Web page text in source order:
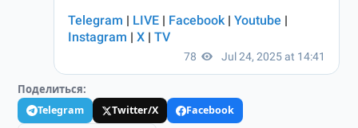
Поделиться:
Telegram Twitter/X
Facebook